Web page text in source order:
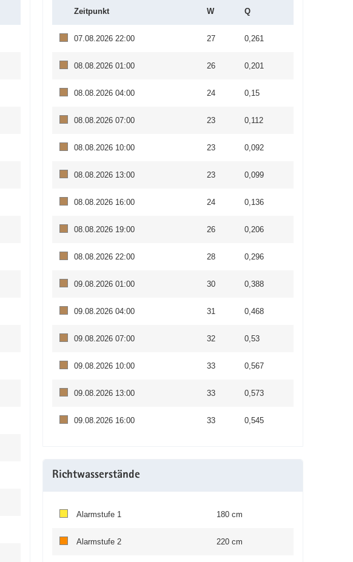
Zeitpunkt W Q
07.08.2026 22:00 27 0,261
08.08.2026 01:00 26 0,201
08.08.2026 04:00 24 0,15
08.08.2026 07:00 23 0,112
08.08.2026 10:00 23 0,092
08.08.2026 13:00 23 0,099
08.08.2026 16:00 24 0,136
08.08.2026 19:00 26 0,206
08.08.2026 22:00 28 0,296
09.08.2026 01:00 30 0,388
09.08.2026 04:00 31 0,468
09.08.2026 07:00 32 0,53
09.08.2026 10:00 33 0,567
09.08.2026 13:00 33 0,573
09.08.2026 16:00 33 0,545
Richtwasserstände
Alarmstufe 1 180 cm
Alarmstufe 2 220 cm